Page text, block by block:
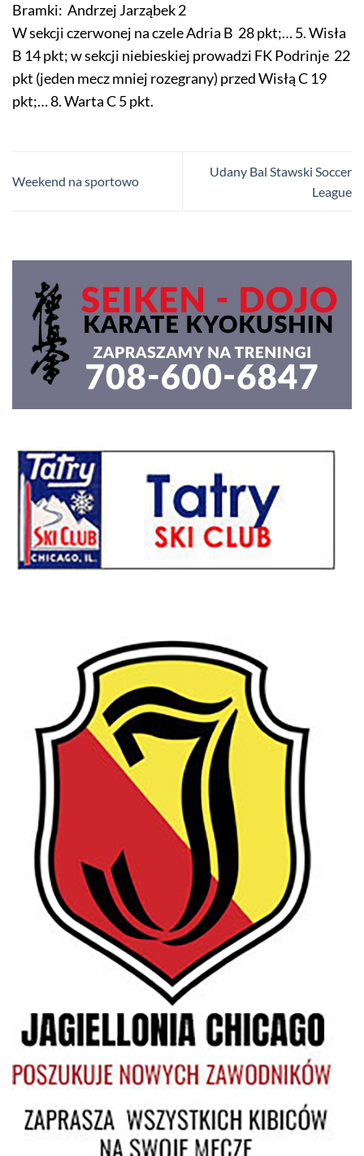
Bramki: Andrzej Jarząbek 2
W sekcji czerwonej na czele Adria B 28 pkt;… 5. Wisła
B 14 pkt; w sekcji niebieskiej prowadzi FK Podrinje 22
pkt (jeden mecz mniej rozegrany) przed Wisłą C 19
pkt;… 8. Warta C 5 pkt.
Weekend na sportowo
Udany Bal Stawski Soccer
League